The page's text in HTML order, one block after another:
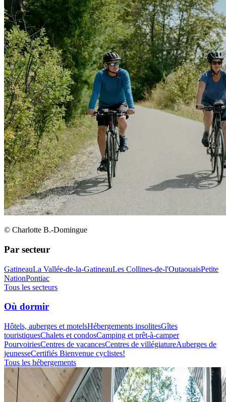
© Charlotte B.-Domingue
Par secteur
GatineauLa Vallée-de-la-GatineauLes Collines-de-l'OutaouaisPetite
NationPontiac
Tous les secteurs
Où dormir
Hôtels, auberges et motelsHébergements insolitesGîtes
touristiquesChalets et condosCamping et prêt-à-camper
PourvoiriesCentres de vacancesCentres de villégiatureAuberges de
jeunesseCertifiés Bienvenue cyclistes!
Tous les hébergements